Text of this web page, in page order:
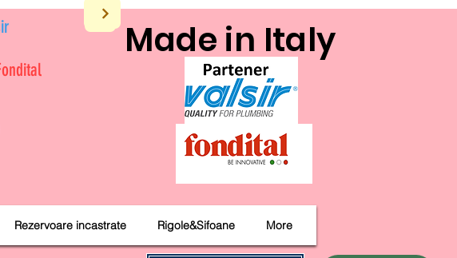
Made in Italy
Rezervoare incastrate Rigole&Sifoane More